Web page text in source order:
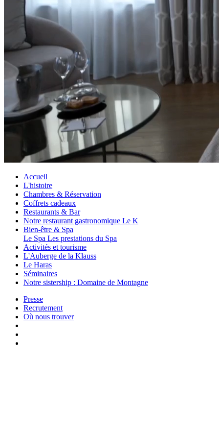
Accueil
L'histoire
Chambres & Réservation
Coffrets cadeaux
Restaurants & Bar
Notre restaurant gastronomique Le K
Bien-être & Spa
Le Spa Les prestations du Spa
Activités et tourisme
L'Auberge de la Klauss
Le Haras
Séminaires
Notre sistership : Domaine de Montagne
Presse
Recrutement
Où nous trouver